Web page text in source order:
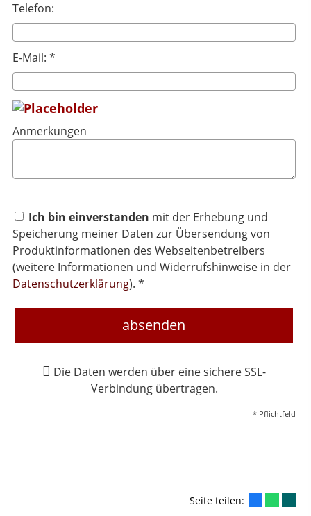
Telefon:
E-Mail: *
Anmerkungen
Ich bin einverstanden mit der Erhebung und
Speicherung meiner Daten zur Übersendung von
Produktinformationen des Webseitenbetreibers
(weitere Informationen und Widerrufshinweise in der
Datenschutzerklärung). *
absenden
Die Daten werden über eine sichere SSL-
Verbindung übertragen.
* Pflichtfeld
Seite teilen: